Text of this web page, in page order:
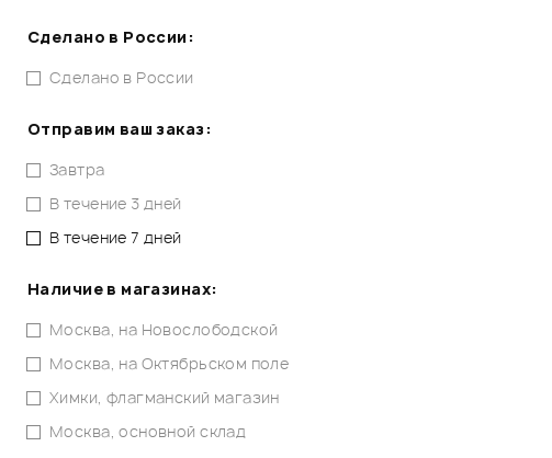
Сделано в России:
Сделано в России
Отправим ваш заказ:
Завтра
В течение 3 дней
В течение 7 дней
Наличие в магазинах:
Москва, на Новослободской
Москва, на Октябрьском поле
Химки, флагманский магазин
Москва, основной склад